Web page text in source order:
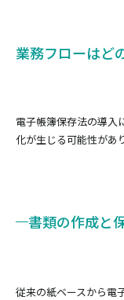
業務フローはど
電子帳簿保存法の導入
化が生じる可能性があ
書類の作成と
従来の紙ベースから電